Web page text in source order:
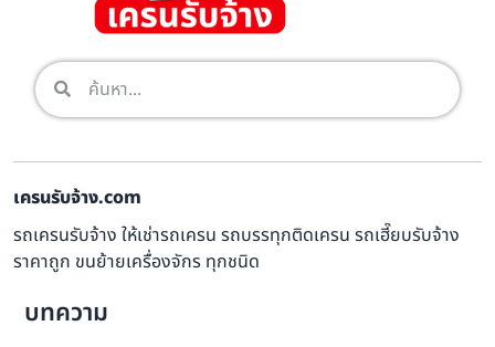
เครนรับจ้าง.com
รถเครนรับจ้าง ให้เช่ารถเครน รถบรรทุกติดเครน รถเฮี๊ยบรับจ้าง
ราคาถูก ขนย้ายเครื่องจักร ทุกชนิด
บทความ